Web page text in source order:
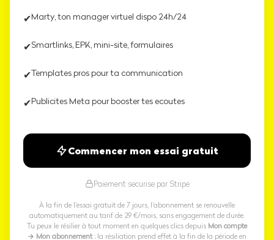
Marty, ton manager virtuel dispo 24h/24
Smartlinks, EPK, mini-site, formulaires
Templates pros pour ta communication
Publicites Meta pour booster tes ecoutes
Commencer mon essai gratuit
Paiement securise par Stripe
À la fin de l'essai gratuit de 7 jours, l'abonnement se renouvelle
automatiquement au tarif de 29 €/mois, sans engagement de durée.
Tu peux le résilier à tout moment en quelques clics depuis Mon compte
→ Mon abonnement; la résiliation prend effet à la fin de la période en